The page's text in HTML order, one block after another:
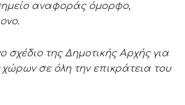
αναφοράς όμορφο,
σχέδιο της Δημοτικής Αρχής για
χώρων σε όλη την επικράτεια του